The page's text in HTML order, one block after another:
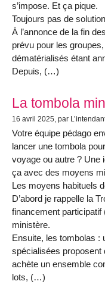
s’impose. Et ça pique.
Toujours pas de
À l’annonce de la fin
prévu pour les
dématérialisés étant
Depuis, (…)
La tombola
16 avril 2025, par
Votre équipe pédago
lancer une tombola
voyage ou autre ? Une
ça avec des moyens
Les moyens habituels
D’abord je rappelle la
financement
ministère.
Ensuite, les tombolas :
spécialisées
achète un ensemble
lots, (…)